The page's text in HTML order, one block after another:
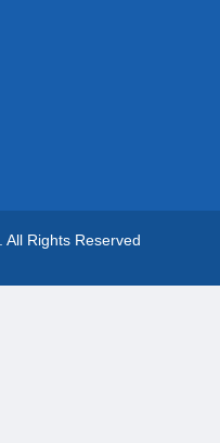
All Rights Reserved